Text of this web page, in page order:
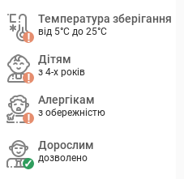
Температура зберігання
від 5°C до 25°C
Дітям
з 4-х років
Алергікам
з обережністю
Дорослим
дозволено